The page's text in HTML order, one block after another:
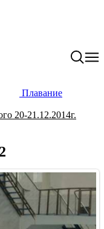
Плавание
20-21.12.2014г.